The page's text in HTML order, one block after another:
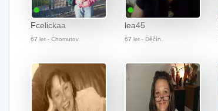
Fcelickaa
67 let - Chomutov.
lea45
67 let - Děčín.